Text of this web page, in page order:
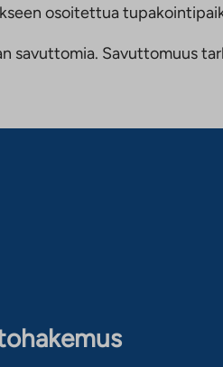
osoitettua
savuttomia. Savuttomuus